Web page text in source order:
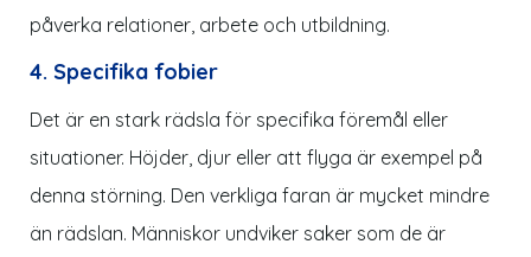
påverka relationer, arbete och utbildning.
4. Specifika fobier
Det är en stark rädsla för specifika föremål eller
situationer. Höjder, djur eller att flyga är exempel på
denna störning. Den verkliga faran är mycket mindre
än rädslan. Människor undviker saker som de är